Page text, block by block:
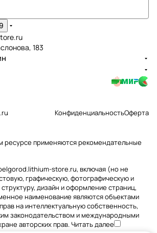
183
КонфиденциальностьОферта
ресурсе применяютсярекомендательные
store.ru, включая (но не
графическую, фотографическую и
дизайн и оформление страниц,
наименование являются объектами
на интеллектуальную собственность,
законодательством и международными
авторских прав.Читать далее